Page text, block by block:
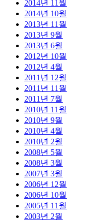
2014년 11월
2014년 10월
2013년 11월
2013년 9월
2013년 6월
2012년 10월
2012년 4월
2011년 12월
2011년 11월
2011년 7월
2010년 11월
2010년 9월
2010년 4월
2010년 2월
2008년 5월
2008년 3월
2007년 3월
2006년 12월
2006년 10월
2005년 11월
2003년 2월